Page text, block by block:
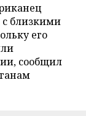
с близкими
его
сообщил